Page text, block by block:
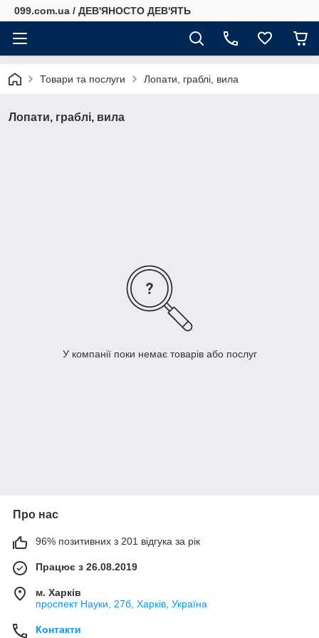
099.com.ua / ДЕВ'ЯНОСТО ДЕВ'ЯТЬ
Товари та послуги Лопати, граблі, вила
Лопати, граблі, вила
У компанії поки немає товарів або послуг
Про нас
96% позитивних з 201 відгука за рік
Працює з 26.08.2019
м. Харків
проспект Науки, 27б, Харків, Україна
Контакти